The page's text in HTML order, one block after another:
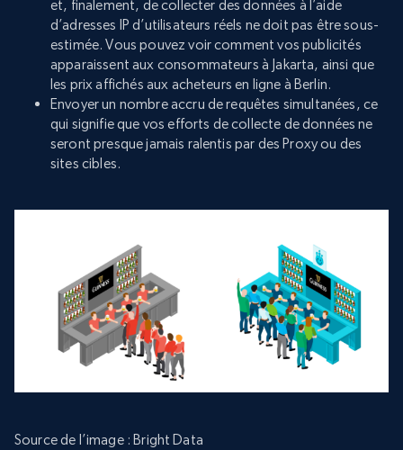
et, finalement, de collecter des données à l’aide
d’adresses IP d’utilisateurs réels ne doit pas être sous-
estimée. Vous pouvez voir comment vos publicités
apparaissent aux consommateurs à Jakarta, ainsi que
les prix affichés aux acheteurs en ligne à Berlin.
Envoyer un nombre accru de requêtes simultanées, ce
qui signifie que vos efforts de collecte de données ne
seront presque jamais ralentis par des Proxy ou des
sites cibles.
Source de l’image : Bright Data